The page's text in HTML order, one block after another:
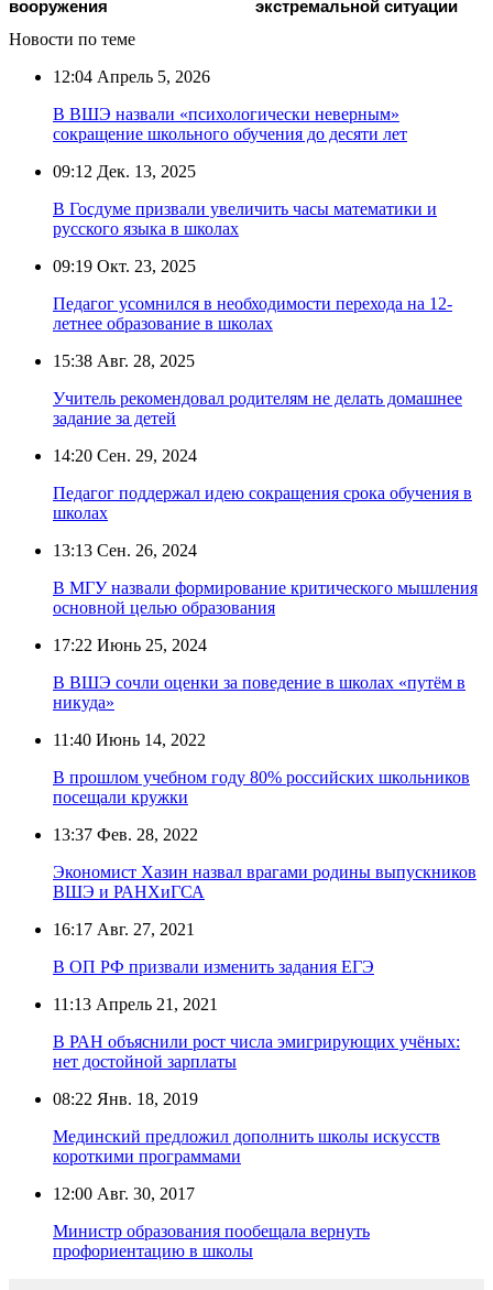
вооружения
экстремальной ситуации
Новости по теме
12:04 Апрель 5, 2026
В ВШЭ назвали «психологически неверным»
сокращение школьного обучения до десяти лет
09:12 Дек. 13, 2025
В Госдуме призвали увеличить часы математики и
русского языка в школах
09:19 Окт. 23, 2025
Педагог усомнился в необходимости перехода на 12-
летнее образование в школах
15:38 Авг. 28, 2025
Учитель рекомендовал родителям не делать домашнее
задание за детей
14:20 Сен. 29, 2024
Педагог поддержал идею сокращения срока обучения в
школах
13:13 Сен. 26, 2024
В МГУ назвали формирование критического мышления
основной целью образования
17:22 Июнь 25, 2024
В ВШЭ сочли оценки за поведение в школах «путём в
никуда»
11:40 Июнь 14, 2022
В прошлом учебном году 80% российских школьников
посещали кружки
13:37 Фев. 28, 2022
Экономист Хазин назвал врагами родины выпускников
ВШЭ и РАНХиГСА
16:17 Авг. 27, 2021
В ОП РФ призвали изменить задания ЕГЭ
11:13 Апрель 21, 2021
В РАН объяснили рост числа эмигрирующих учёных:
нет достойной зарплаты
08:22 Янв. 18, 2019
Мединский предложил дополнить школы искусств
короткими программами
12:00 Авг. 30, 2017
Министр образования пообещала вернуть
профориентацию в школы